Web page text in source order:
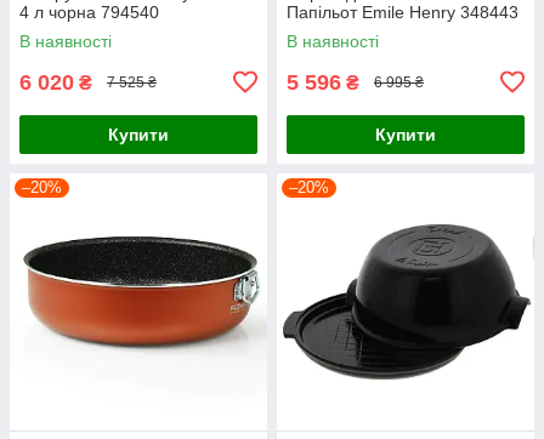
4 л чорна 794540
В наявності
6 020 ₴ 7 525 ₴
Купити
Папільот Emile Henry 348443
В наявності
5 596 ₴ 6 995 ₴
Купити
–20% –20%